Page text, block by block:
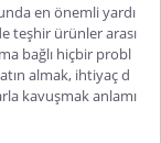
en önemli yardı
teşhir ürünler arası
bağlı hiçbir probl
almak, ihtiyaç d
kavuşmak anlamı